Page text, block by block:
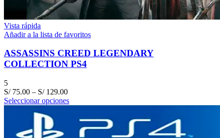
Vista rápida
Añadir a la lista de favoritos
ASSASSINS CREED LEGENDARY
COLLECTION PS4
5
S/75.00 – S/129.00
Seleccionar opciones